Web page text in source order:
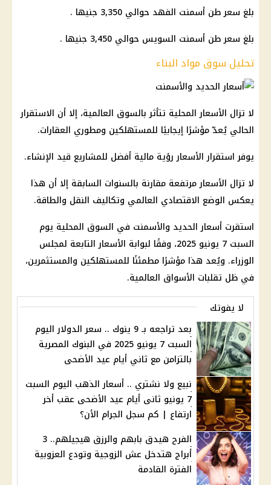
بلغ سعر طن أسمنت الفهد حوالي 3,350 جنيها .
بلغ سعر طن أسمنت السويس حوالي 3,450 جنيها .
تحليل سوق مواد البناء
لا تزال الأسعار المحلية تتأثر بالسوق العالمية، إلا أن الاستقرار
الحالي يُعدّ مؤشرًا إيجابيًا للمستهلكين ومطوري العقارات.
يوفر استقرار الأسعار رؤية مالية أفضل للمشاريع قيد الإنشاء.
لا تزال الأسعار مرتفعة مقارنة بالسنوات السابقة إلا أن هذا
يعكس الوضع الاقتصادي العالمي وتكاليف النقل والطاقة.
استقرت أسعار الحديد والأسمنت في السوق المحلية يوم
السبت 7 يونيو 2025، وفقًا لبوابة الأسعار التابعة لمجلس
الوزراء. ويُعد هذا مؤشرًا مطمئنًا للمستهلكين والمستثمرين،
في ظل تقلبات الأسواق العالمية.
لا يفوتك
بعد تراجعه بـ 9 ينوك .. سعر الدولار اليوم
السبت 7 يونيو 2025 في البنوك المصرية
بالتزامن مع ثاني أيام عيد الأضحى
نبيع ولا نشتري .. أسعار الذهب اليوم السبت
7 يونيو ثانى أيام عيد الأضحى عقب أخر
ارتفاع | كم سجل الجرام الأن؟
الفرح هيدق بابهم والرزق هيجيلهم.. 3
أبراج هتدخل عش الزوجية وتودع العزوبية
الفترة القادمة